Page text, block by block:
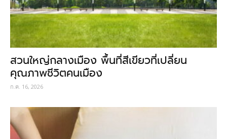
สวนใหญ่กลางเมือง พื้นที่สีเขียวที่เปลี่ยน
คุณภาพชีวิตคนเมือง
ก.ค. 16, 2026